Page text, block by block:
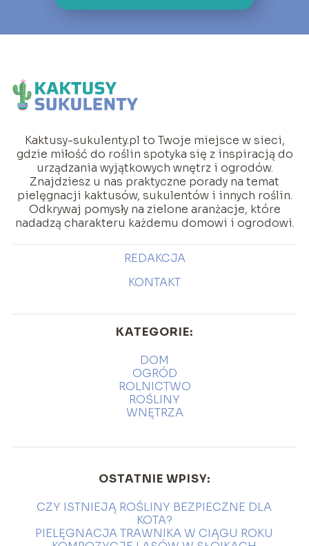
Kaktusy-sukulenty.pl to Twoje miejsce w sieci,
gdzie miłość do roślin spotyka się z inspiracją do
urządzania wyjątkowych wnętrz i ogrodów.
Znajdziesz u nas praktyczne porady na temat
pielęgnacji kaktusów, sukulentów i innych roślin.
Odkrywaj pomysły na zielone aranżacje, które
nadadzą charakteru każdemu domowi i ogrodowi.
REDAKCJA
KONTAKT
KATEGORIE:
DOM
OGRÓD
ROLNICTWO
ROŚLINY
WNĘTRZA
OSTATNIE WPISY:
CZY ISTNIEJĄ ROŚLINY BEZPIECZNE DLA
KOTA?
PIELĘGNACJA TRAWNIKA W CIĄGU ROKU